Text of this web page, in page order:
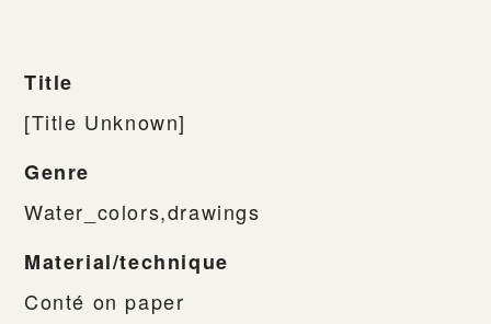
Title
[Title Unknown]
Genre
Water_colors,drawings
Material/technique
Conté on paper